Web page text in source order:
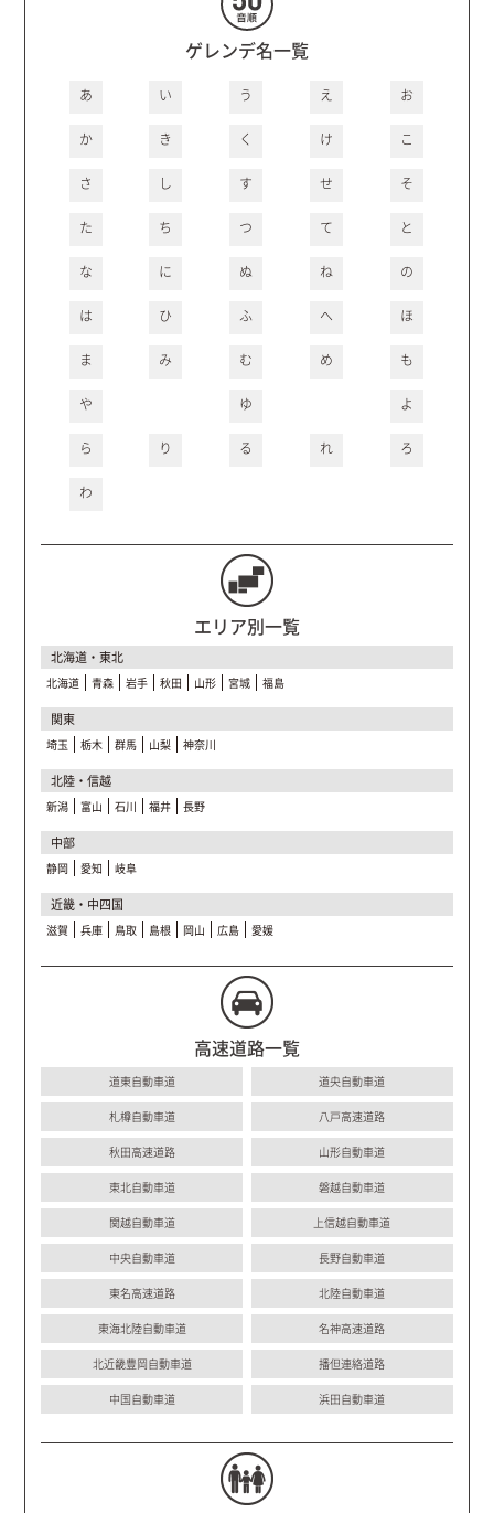
ゲレンデ名一覧
あ い う え お
か き く け こ
さ し す せ そ
た ち つ て と
な に ぬ ね の
は ひ ふ へ ほ
ま み む め も
や ゆ よ
ら り る れ ろ
わ
エリア別一覧
北海道・東北
北海道 青森 岩手 秋田 山形 宮城 福島
関東
埼玉 栃木 群馬 山梨 神奈川
北陸・信越
新潟 富山 石川 福井 長野
中部
静岡 愛知 岐阜
近畿・中四国
滋賀 兵庫 鳥取 島根 岡山 広島 愛媛
高速道路一覧
道東自動車道 道央自動車道
札樽自動車道 八戸高速道路
秋田高速道路 山形自動車道
東北自動車道 磐越自動車道
関越自動車道 上信越自動車道
中央自動車道 長野自動車道
東名高速道路 北陸自動車道
東海北陸自動車道 名神高速道路
北近畿豊岡自動車道 播但連絡道路
中国自動車道 浜田自動車道